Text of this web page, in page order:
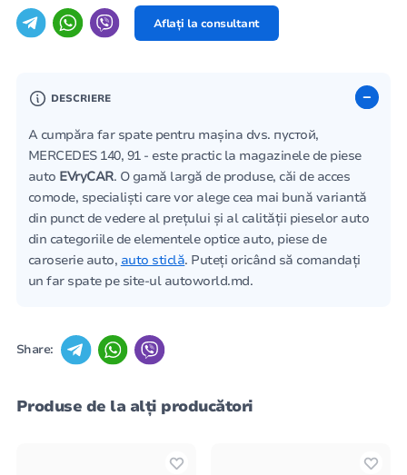
Aflați la consultant
DESCRIERE
A cumpăra far spate pentru mașina dvs. пустой,
MERCEDES 140, 91 - este practic la magazinele de piese
auto EVryCAR. O gamă largă de produse, căi de acces
comode, specialiști care vor alege cea mai bună variantă
din punct de vedere al prețului și al calității pieselor auto
din categoriile de elementele optice auto, piese de
caroserie auto, auto sticlă. Puteți oricând să comandați
un far spate pe site-ul autoworld.md.
Share:
Produse de la alți producători